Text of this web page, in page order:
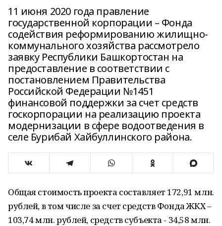
11 июня 2020 года правление
государственной корпорации – Фонда
содействия реформированию жилищно-
коммунального хозяйства рассмотрело
заявку Республики Башкортостан на
предоставление в соответствии с
постановлением Правительства
Российской Федерации №1451
финансовой поддержки за счет средств
госкорпорации на реализацию проекта
модернизации в сфере водоотведения в
селе Бурибай Хайбуллинского района.
Общая стоимость проекта составляет 172,91 млн.
рублей, в том числе за счет средств Фонда ЖКХ –
103,74 млн. рублей, средств субъекта - 34,58 млн.